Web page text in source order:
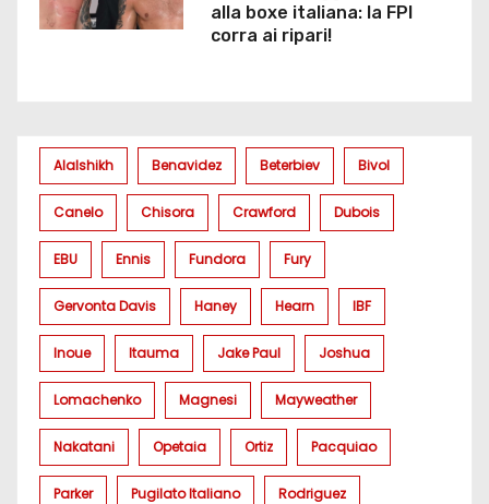
alla boxe italiana: la FPI
corra ai ripari!
Alalshikh Benavidez Beterbiev Bivol
Canelo Chisora Crawford Dubois
EBU Ennis Fundora Fury
Gervonta Davis Haney Hearn IBF
Inoue Itauma Jake Paul Joshua
Lomachenko Magnesi Mayweather
Nakatani Opetaia Ortiz Pacquiao
Parker Pugilato Italiano Rodriguez